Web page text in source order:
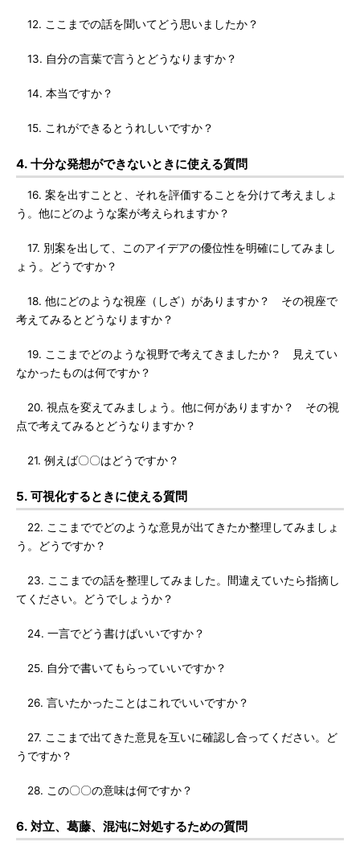
12. ここまでの話を聞いてどう思いましたか？
13. 自分の言葉で言うとどうなりますか？
14. 本当ですか？
15. これができるとうれしいですか？
4. 十分な発想ができないときに使える質問
16. 案を出すことと、それを評価することを分けて考えましょ
う。他にどのような案が考えられますか？
17. 別案を出して、このアイデアの優位性を明確にしてみまし
ょう。どうですか？
18. 他にどのような視座（しざ）がありますか？ その視座で
考えてみるとどうなりますか？
19. ここまでどのような視野で考えてきましたか？ 見えてい
なかったものは何ですか？
20. 視点を変えてみましょう。他に何がありますか？ その視
点で考えてみるとどうなりますか？
21. 例えば〇〇はどうですか？
5. 可視化するときに使える質問
22. ここまででどのような意見が出てきたか整理してみましょ
う。どうですか？
23. ここまでの話を整理してみました。間違えていたら指摘し
てください。どうでしょうか？
24. 一言でどう書けばいいですか？
25. 自分で書いてもらっていいですか？
26. 言いたかったことはこれでいいですか？
27. ここまで出てきた意見を互いに確認し合ってください。ど
うですか？
28. この〇〇の意味は何ですか？
6. 対立、葛藤、混沌に対処するための質問